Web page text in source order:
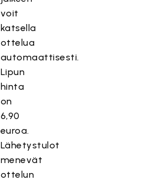
voit
katsella
ottelua
automaattisesti.
Lipun
hinta
on
6,90
euroa.
Lähetystulot
menevät
ottelun